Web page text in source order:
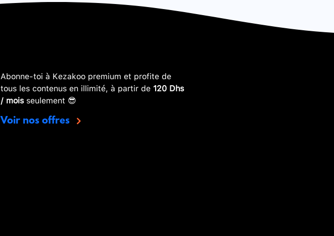
Abonne-toi à Kezakoo premium et profite de
tous les contenus en illimité, à partir de 120 Dhs
/ moisseulement 😎
Voir nos offres